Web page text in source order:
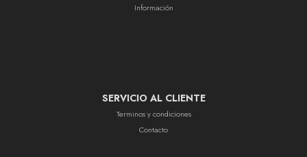
Información
SERVICIO AL CLIENTE
Terminos y condiciones
Contacto